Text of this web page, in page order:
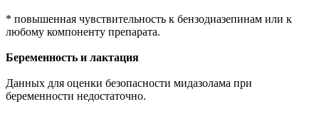
* повышенная чувствительность к бензодиазепинам или к
любому компоненту препарата.
Беременность и лактация
Данных для оценки безопасности мидазолама при
беременности недостаточно.